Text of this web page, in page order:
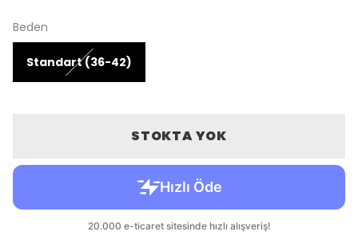
Beden
Standart (36-42)
STOKTA YOK